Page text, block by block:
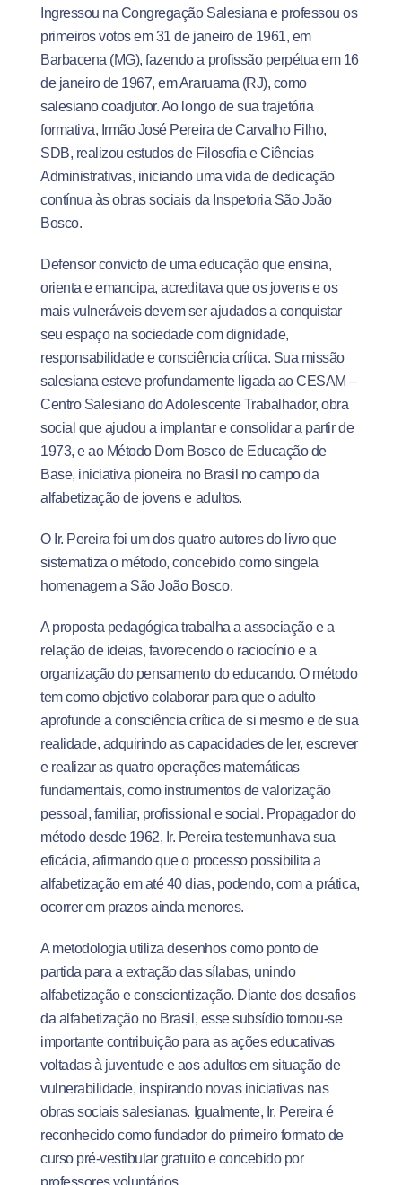
Ingressou na Congregação Salesiana e professou os
primeiros votos em 31 de janeiro de 1961, em
Barbacena (MG), fazendo a profissão perpétua em 16
de janeiro de 1967, em Araruama (RJ), como
salesiano coadjutor. Ao longo de sua trajetória
formativa, Irmão José Pereira de Carvalho Filho,
SDB, realizou estudos de Filosofia e Ciências
Administrativas, iniciando uma vida de dedicação
contínua às obras sociais da Inspetoria São João
Bosco.
Defensor convicto de uma educação que ensina,
orienta e emancipa, acreditava que os jovens e os
mais vulneráveis devem ser ajudados a conquistar
seu espaço na sociedade com dignidade,
responsabilidade e consciência crítica. Sua missão
salesiana esteve profundamente ligada ao CESAM –
Centro Salesiano do Adolescente Trabalhador, obra
social que ajudou a implantar e consolidar a partir de
1973, e ao Método Dom Bosco de Educação de
Base, iniciativa pioneira no Brasil no campo da
alfabetização de jovens e adultos.
O Ir. Pereira foi um dos quatro autores do livro que
sistematiza o método, concebido como singela
homenagem a São João Bosco.
A proposta pedagógica trabalha a associação e a
relação de ideias, favorecendo o raciocínio e a
organização do pensamento do educando. O método
tem como objetivo colaborar para que o adulto
aprofunde a consciência crítica de si mesmo e de sua
realidade, adquirindo as capacidades de ler, escrever
e realizar as quatro operações matemáticas
fundamentais, como instrumentos de valorização
pessoal, familiar, profissional e social. Propagador do
método desde 1962, Ir. Pereira testemunhava sua
eficácia, afirmando que o processo possibilita a
alfabetização em até 40 dias, podendo, com a prática,
ocorrer em prazos ainda menores.
A metodologia utiliza desenhos como ponto de
partida para a extração das sílabas, unindo
alfabetização e conscientização. Diante dos desafios
da alfabetização no Brasil, esse subsídio tornou-se
importante contribuição para as ações educativas
voltadas à juventude e aos adultos em situação de
vulnerabilidade, inspirando novas iniciativas nas
obras sociais salesianas. Igualmente, Ir. Pereira é
reconhecido como fundador do primeiro formato de
curso pré-vestibular gratuito e concebido por
professores voluntários.